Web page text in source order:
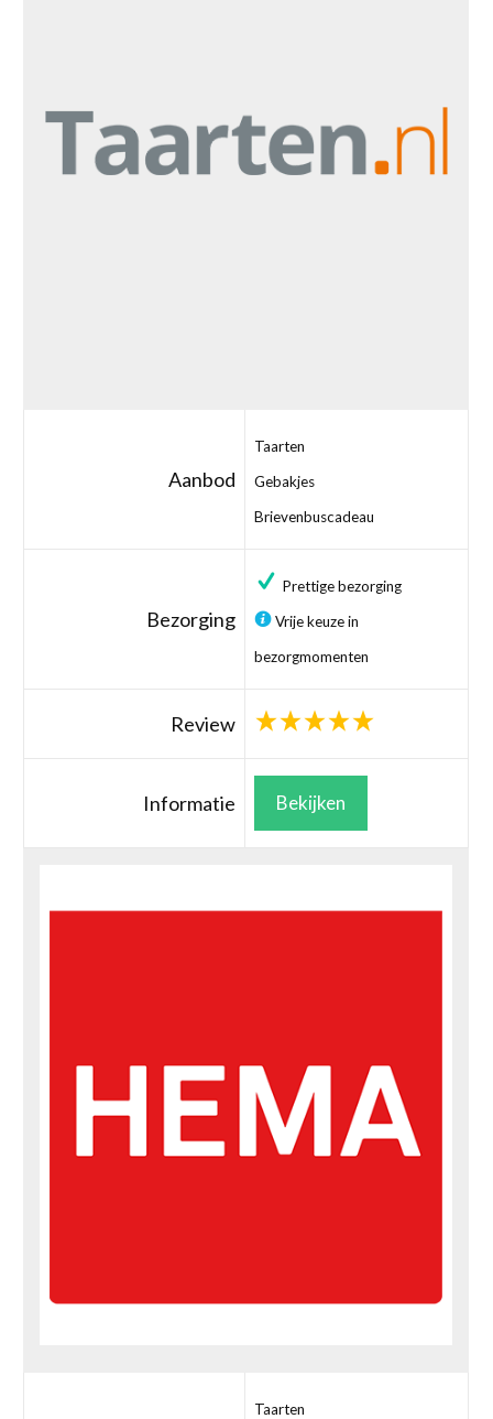
Aanbod
Taarten
Gebakjes
Brievenbuscadeau
Bezorging
Prettige bezorging
Vrije keuze in
bezorgmomenten
Review
Informatie Bekijken
Taarten